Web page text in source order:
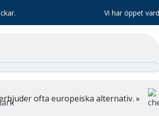
Vi har öppet
ofta europeiska alternativ. »